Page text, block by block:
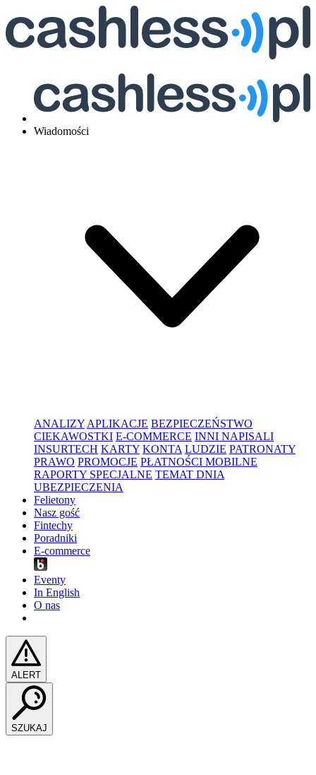
Wiadomości
ANALIZY APLIKACJE BEZPIECZEŃSTWO
CIEKAWOSTKI E-COMMERCE INNI NAPISALI
INSURTECH KARTY KONTA LUDZIE PATRONATY
PRAWO PROMOCJE PŁATNOŚCI MOBILNE
RAPORTY SPECJALNE TEMAT DNIA
UBEZPIECZENIA
Felietony
Nasz gość
Fintechy
Poradniki
E-commerce
Eventy
In English
O nas
ALERT
SZUKAJ